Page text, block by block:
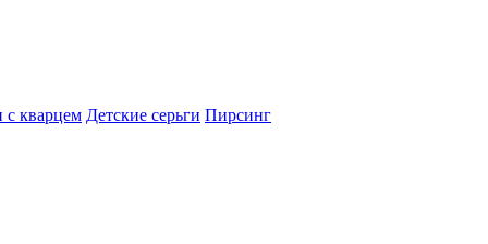
с кварцем Детские серьги Пирсинг